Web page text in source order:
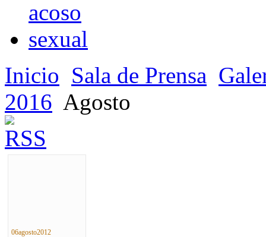
Inicio Sala de Prensa
2016 Agosto
06agosto2012